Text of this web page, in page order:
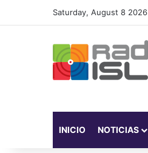
Saturday, August 8 2026
INICIO NOTICIAS